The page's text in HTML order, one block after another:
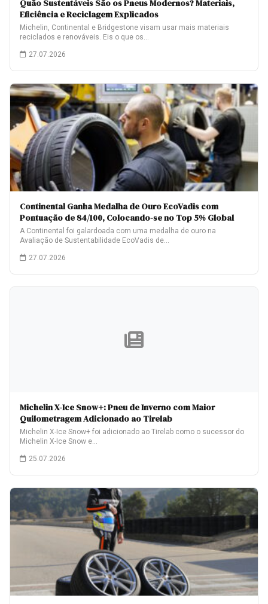
Quão Sustentáveis São os Pneus Modernos? Materiais,
Eficiência e Reciclagem Explicados
Michelin, Continental e Bridgestone visam usar mais materiais
reciclados e renováveis. Eis o que os…
27.07.2026
Continental Ganha Medalha de Ouro EcoVadis com
Pontuação de 84/100, Colocando-se no Top 5% Global
A Continental foi galardoada com uma medalha de ouro na
Avaliação de Sustentabilidade EcoVadis de…
27.07.2026
Michelin X-Ice Snow+: Pneu de Inverno com Maior
Quilometragem Adicionado ao Tirelab
Michelin X-Ice Snow+ foi adicionado ao Tirelab como o sucessor do
Michelin X-Ice Snow e…
25.07.2026